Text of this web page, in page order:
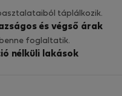
táplálkozik.
és végső árak
benne foglaltatik.
nélküli lakások